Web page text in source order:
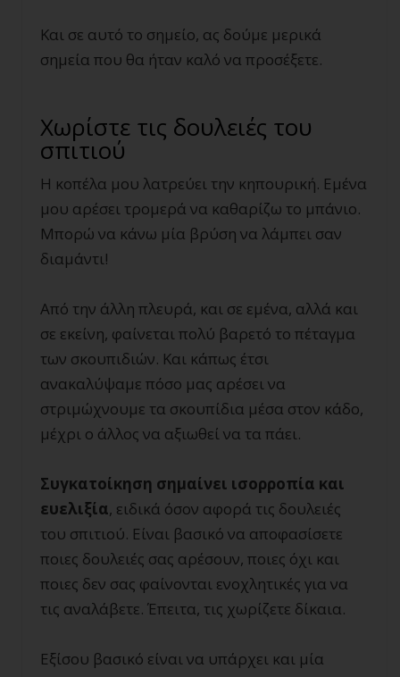
Και σε αυτό το σημείο, ας δούμε μερικά
σημεία που θα ήταν καλό να προσέξετε.
Χωρίστε τις δουλειές του
σπιτιού
Η κοπέλα μου λατρεύει την κηπουρική. Εμένα
μου αρέσει τρομερά να καθαρίζω το μπάνιο.
Μπορώ να κάνω μία βρύση να λάμπει σαν
διαμάντι!
Από την άλλη πλευρά, και σε εμένα, αλλά και
σε εκείνη, φαίνεται πολύ βαρετό το πέταγμα
των σκουπιδιών. Και κάπως έτσι
ανακαλύψαμε πόσο μας αρέσει να
στριμώχνουμε τα σκουπίδια μέσα στον κάδο,
μέχρι ο άλλος να αξιωθεί να τα πάει.
Συγκατοίκηση σημαίνει ισορροπία και
ευελιξία, ειδικά όσον αφορά τις δουλειές
του σπιτιού. Είναι βασικό να αποφασίσετε
ποιες δουλειές σας αρέσουν, ποιες όχι και
ποιες δεν σας φαίνονται ενοχλητικές για να
τις αναλάβετε. Έπειτα, τις χωρίζετε δίκαια.
Εξίσου βασικό είναι να υπάρχει και μία